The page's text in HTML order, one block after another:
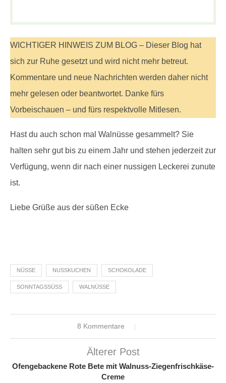
WICHTIGER HINWEIS ZUM BLOG – Dieser Blog hat
sich zur Ruhe gesetzt und wird nicht mehr betreut.
Kommentare und neue Nachrichten werden daher nicht
mehr gelesen oder beantwortet. Danke fürs
Vorbeischauen – und fürs respektvolle Mitlesen.
Hast du auch schon mal Walnüsse gesammelt? Sie
halten sehr gut bis zu einem Jahr und stehen jederzeit zur
Verfügung, wenn dir nach einer nussigen Leckerei zunute
ist.
Liebe Grüße aus der süßen Ecke
NÜSSE NUSSKUCHEN SCHOKOLADE
SONNTAGSSÜSS WALNÜSSE
8 Kommentare
Älterer Post
Ofengebackene Rote Bete mit Walnuss-Ziegenfrischkäse-
Creme